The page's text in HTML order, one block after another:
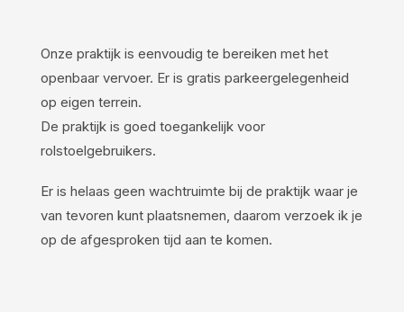
Onze praktijk is eenvoudig te bereiken met het
openbaar vervoer. Er is gratis parkeergelegenheid
op eigen terrein.
De praktijk is goed toegankelijk voor
rolstoelgebruikers.
Er is helaas geen wachtruimte bij de praktijk waar je
van tevoren kunt plaatsnemen, daarom verzoek ik je
op de afgesproken tijd aan te komen.